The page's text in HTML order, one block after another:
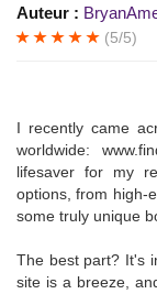
Auteur :
(5/5)
I recently came
worldwide:
lifesaver for my
options, from high-
some truly unique
The best part? It's
site is a breeze,